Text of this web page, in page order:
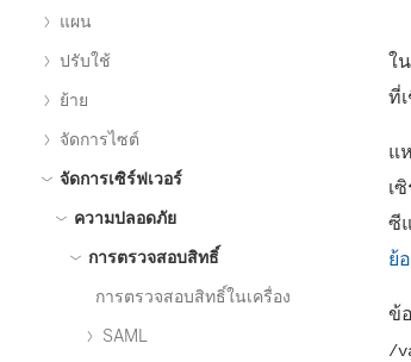
แผน
ปรับใช้
ย้าย
จัดการไซต์
จัดการเซิร์ฟเวอร์
ความปลอดภัย
การตรวจสอบสิทธิ์
การตรวจสอบสิทธิ์ในเครื่อง
SAML
ใ
ที่
แ
เ
ซี
ย้
ข้
/